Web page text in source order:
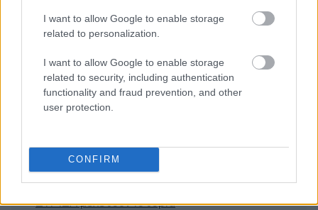
I want to allow Google to enable storage
related to personalization.
I want to allow Google to enable storage
related to security, including authentication
functionality and fraud prevention, and other
user protection.
CONFIRM
Διαβάζονται αυτή τη στιγμή
Η γαλάζια «θετική ατζέντα» στο δρόμο για το
2027 - Το παράπονο της Καρυστιανού - Στον
ΣΥΡΙΖΑ μελετούν Ιστορία